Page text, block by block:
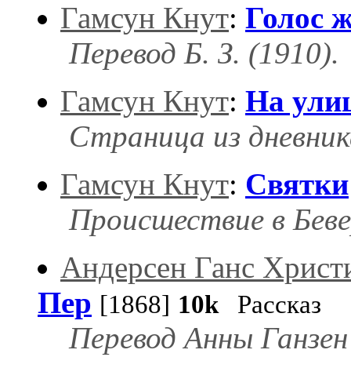
Гамсун Кнут: Голос
Перевод Б. З. (1910).
Гамсун Кнут: На
Страница из
Гамсун Кнут: Святки
Происшествие в
Андерсен Ганс
Пер [1868] 10kРассказ
Перевод Анны